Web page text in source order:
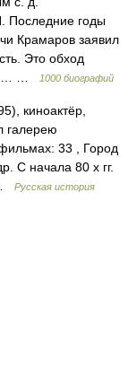
Последние годы
Крамаров заявил
Это обход
…
1000 биографий
киноактёр,
галерею
33 , Город
С начала 80 х гг.
Русская история